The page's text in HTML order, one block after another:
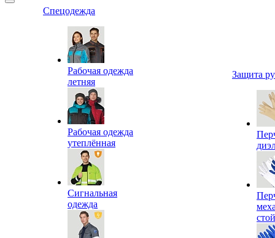
Спецодежда
Рабочая одежда
летняя
Рабочая одежда
утеплённая
Сигнальная
одежда
Защита